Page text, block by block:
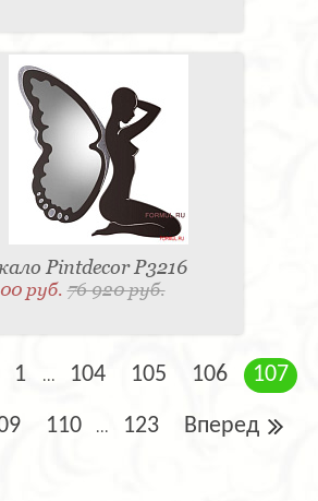
Pintdecor P3216
руб.76 920 руб.
1 ... 104 105 106 107
110 ... 123 Вперед